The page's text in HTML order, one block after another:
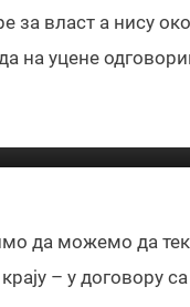
за власт а нису
на уцене
да можемо да
– у договору